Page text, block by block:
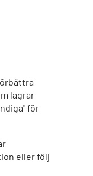
lagrar
för
eller följ